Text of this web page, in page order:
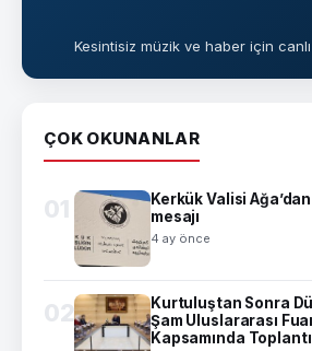
Kesintisiz müzik ve haber için canlı
ÇOK OKUNANLAR
01
Kerkük Valisi
mesajı
4 ay önce
02
Kurtuluştan Sonra
Şam Uluslararası
Kapsamında